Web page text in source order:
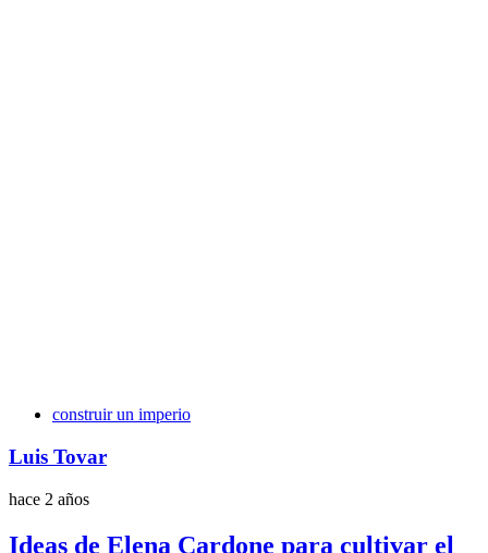
Etiquetasconstruir un imperio
Luis Tovar
hace 2 años
Ideas de Elena Cardone para cultivar el